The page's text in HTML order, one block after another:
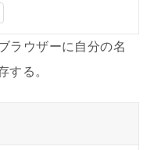
ラウザーに自分の名
する。